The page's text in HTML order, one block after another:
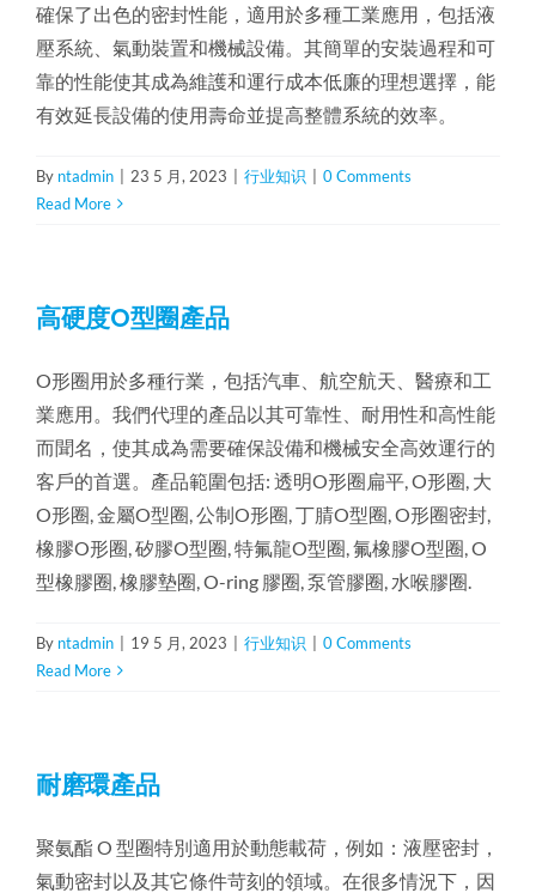
確保了出色的密封性能，適用於多種工業應用，包括液
壓系統、氣動裝置和機械設備。其簡單的安裝過程和可
靠的性能使其成為維護和運行成本低廉的理想選擇，能
有效延長設備的使用壽命並提高整體系統的效率。
By ntadmin 23 5 月, 2023 行业知识
0 Comments
Read More
高硬度O型圈產品
O形圈用於多種行業，包括汽車、航空航天、醫療和工
業應用。我們代理的產品以其可靠性、耐用性和高性能
而聞名，使其成為需要確保設備和機械安全高效運行的
客戶的首選。產品範圍包括: 透明O形圈扁平, O形圈, 大
O形圈, 金屬O型圈, 公制O形圈, 丁腈O型圈, O形圈密封,
橡膠O形圈, 矽膠O型圈, 特氟龍O型圈, 氟橡膠O型圈, O
型橡膠圈, 橡膠墊圈, O-ring 膠圈, 泵管膠圈, 水喉膠圈.
By ntadmin 19 5 月, 2023 行业知识
0 Comments
Read More
耐磨環產品
聚氨酯 O 型圈特別適用於動態載荷，例如：液壓密封，
氣動密封以及其它條件苛刻的領域。在很多情況下，因